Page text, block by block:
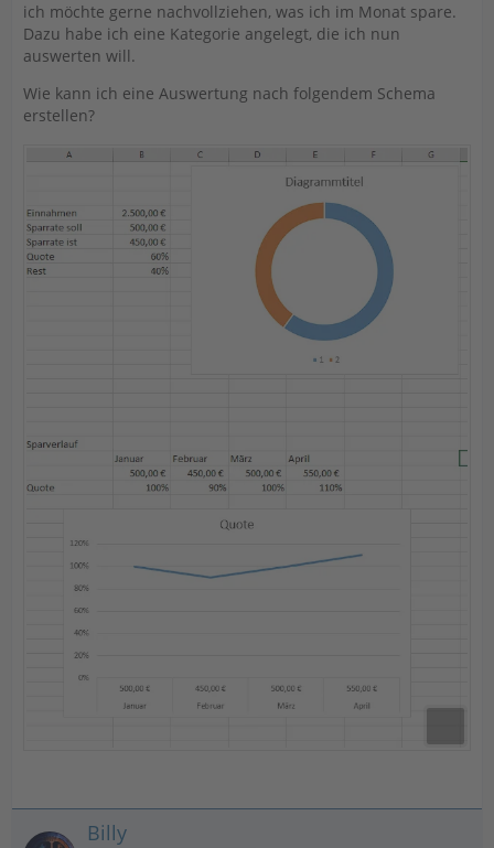
ich möchte gerne nachvollziehen, was ich im Monat spare.
Dazu habe ich eine Kategorie angelegt, die ich nun
auswerten will.
Wie kann ich eine Auswertung nach folgendem Schema
erstellen?
Billy